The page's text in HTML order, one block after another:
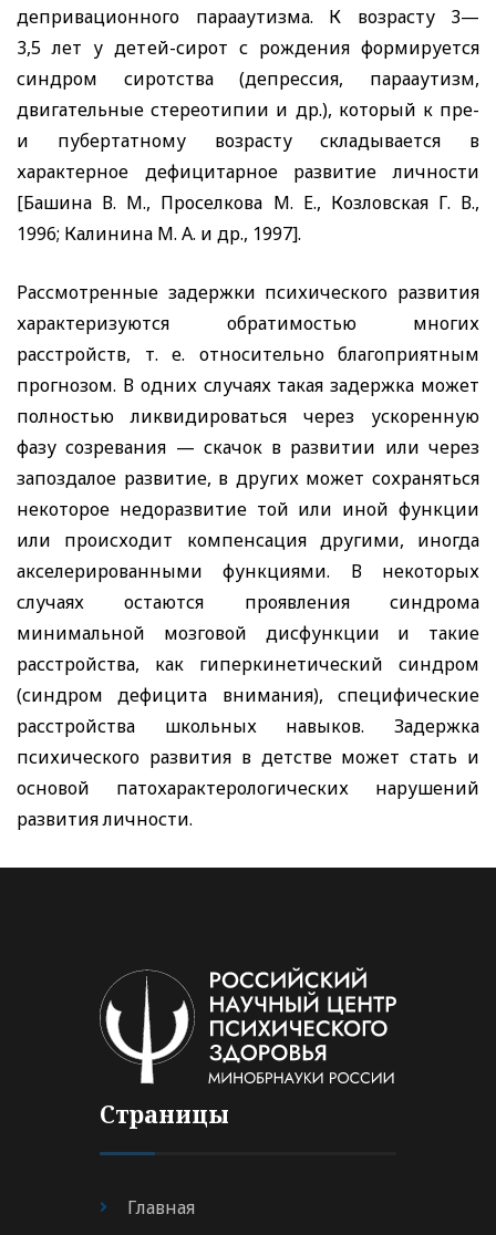
депривационного парааутизма. К возрасту 3—
3,5 лет у детей-сирот с рождения формируется
синдром сиротства (депрессия, парааутизм,
двигательные стереотипии и др.), который к пре-
и пубертатному возрасту складывается в
характерное дефицитарное развитие личности
[Башина В. М., Проселкова М. Е., Козловская Г. В.,
1996; Калинина М. А. и др., 1997].
Рассмотренные задержки психического развития
характеризуются обратимостью многих
расстройств, т. е. относительно благоприятным
прогнозом. В одних случаях такая задержка может
полностью ликвидироваться через ускоренную
фазу созревания — скачок в развитии или через
запоздалое развитие, в других может сохраняться
некоторое недоразвитие той или иной функции
или происходит компенсация другими, иногда
акселерированными функциями. В некоторых
случаях остаются проявления синдрома
минимальной мозговой дисфункции и такие
расстройства, как гиперкинетический синдром
(синдром дефицита внимания), специфические
расстройства школьных навыков. Задержка
психического развития в детстве может стать и
основой патохарактерологических нарушений
развития личности.
Страницы
Главная